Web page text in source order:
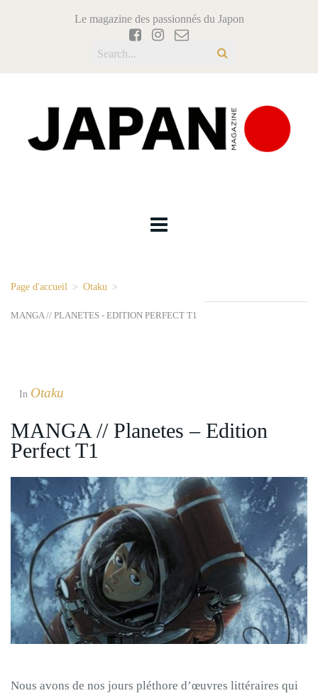
Le magazine des passionnés du Japon
Page d'accueil > Otaku >
MANGA // PLANETES - EDITION PERFECT T1
In Otaku
MANGA // Planetes – Edition
Perfect T1
Nous avons de nos jours pléthore d’œuvres littéraires qui